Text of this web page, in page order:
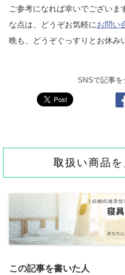
ご参考になれば幸いでございま
な点は、どうぞお気軽にお問い
晩も、どうぞぐっすりとお休み
SNSで記事を
取扱い商品
この記事を書いた人